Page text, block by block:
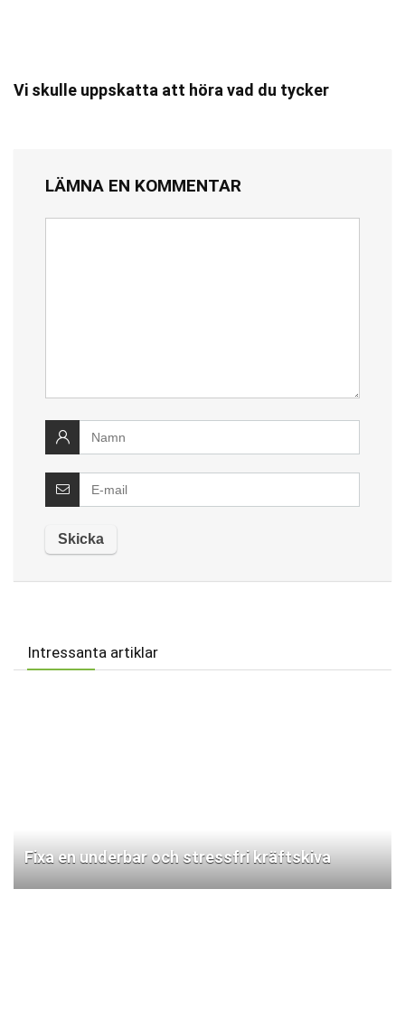
Vi skulle uppskatta att höra vad du tycker
LÄMNA EN KOMMENTAR
Intressanta artiklar
Fixa en underbar och stressfri kräftskiva